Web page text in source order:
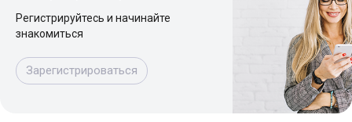
Регистрируйтесь и начинайте
знакомиться
Зарегистрироваться